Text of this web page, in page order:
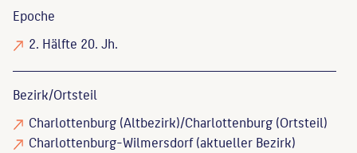
Epoche
2. Hälfte 20. Jh.
Bezirk/Ortsteil
Charlottenburg (Altbezirk)/Charlottenburg (Ortsteil)
Charlottenburg-Wilmersdorf (aktueller Bezirk)